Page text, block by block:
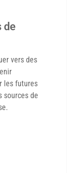
de
vers des
les futures
sources de